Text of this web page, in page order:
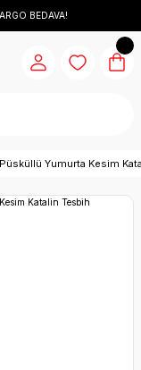
BEDAVA!
Yumurta Kesim